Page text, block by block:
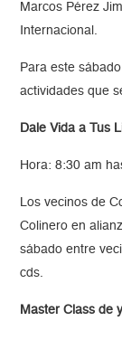
Marcos Pérez
Internacional.
Para este
actividades que
Dale Vida a Tus
Hora: 8:30 am
Los vecinos de
Colinero en
sábado entre
cds.
Master Class de